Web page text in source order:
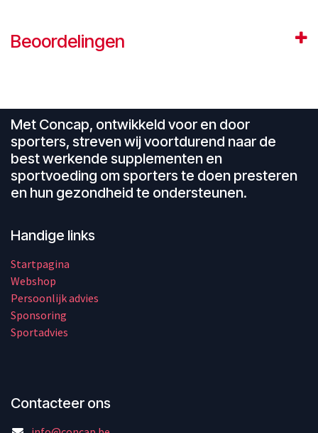
Beoordelingen
Met Concap, ontwikkeld voor en door
sporters, streven wij voortdurend naar de
best werkende supplementen en
sportvoeding om sporters te doen presteren
en hun gezondheid te ondersteunen.
Handige links
Startpagina
Webshop
Persoonlijk advies
Sponsoring
Sportadvies
Contacteer ons